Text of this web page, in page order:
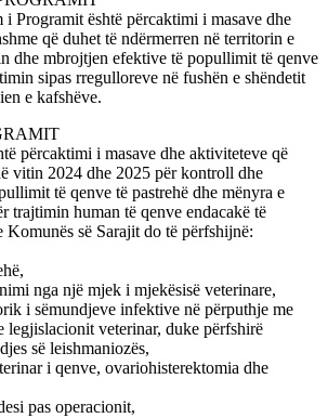
Programit është përcaktimi i masave dhe
që duhet të ndërmerren në territorin e
dhe mbrojtjen efektive të popullimit të qenve
sipas rregulloreve në fushën e shëndetit
e kafshëve.
përcaktimi i masave dhe aktiviteteve që
vitin 2024 dhe 2025 për kontroll dhe
të qenve të pastrehë dhe mënyra e
trajtimin human të qenve endacakë të
Komunës së Sarajit do të përfshijnë:
nga një mjek i mjekësisë veterinare,
i sëmundjeve infektive në përputhje me
legjislacionit veterinar, duke përfshirë
së leishmaniozës,
i qenve, ovariohisterektomia dhe
pas operacionit,